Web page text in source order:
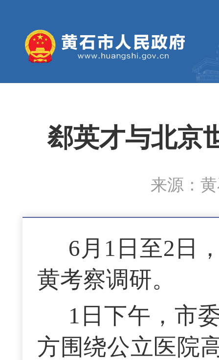
郄英才与北京
来源：
6月1日至2日
黄考察调研。
1日下午，市
方围绕公立医院